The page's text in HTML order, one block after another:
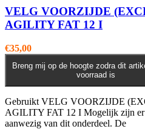
VELG VOORZIJDE
AGILITY FAT 12 I
€35,00
Breng mij op de hoogte zodra dit
voorraad is
Gebruikt VELG VOORZIJDE
AGILITY FAT 12 I Mogelijk zijn er
aanwezig van dit onderdeel. De